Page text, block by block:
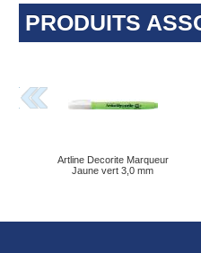
PRODUITS
Artline Decorite Marqueur
Jaune vert 3,0 mm